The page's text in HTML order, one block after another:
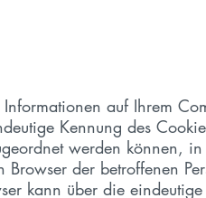
auf Ihrem
Kennung des
werden können,
der betroffenen
kann über die